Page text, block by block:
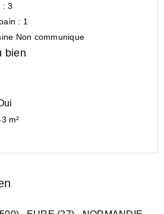
:3
: 1
Non communique
bien
m²